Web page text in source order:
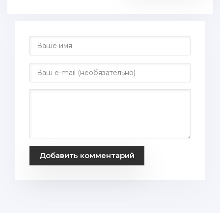
Добавить комментарий